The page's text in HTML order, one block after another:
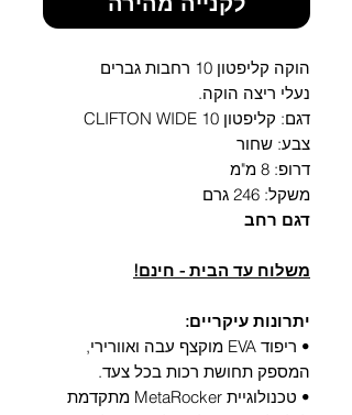
הוקה קליפטון 10 רחבות גברים
נעלי ריצה הוקה.
דגם: קליפטון 10 CLIFTON WIDE
צבע: שחור
דרופ: 8 מ"מ
משקל: 246 גרם
דגם רחב
משלוח עד הבית - חינם!
יתרונות עיקריים:
• ריפוד EVA מוקצף עבה ואוורירי,
המספק תחושת רכות בכל צעד.
• טכנולוגיית MetaRocker מתקדמת